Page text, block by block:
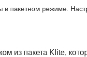
пакетном режиме.
из пакета Klite,